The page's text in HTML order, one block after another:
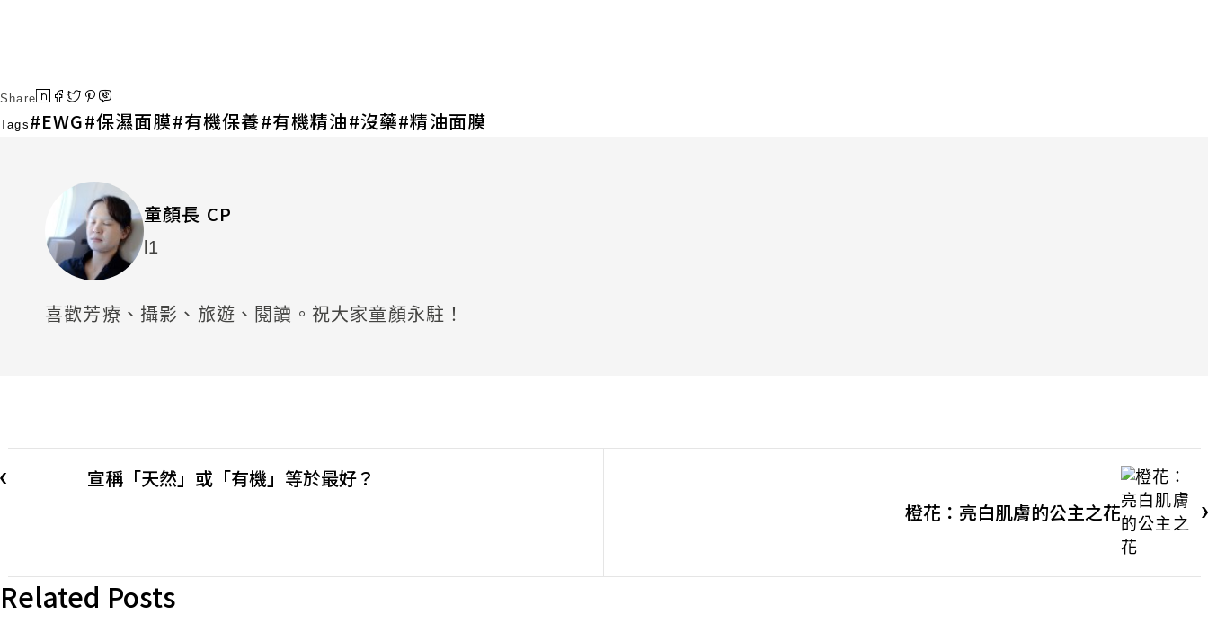
Share
Tags
EWG 保濕面膜 有機保養 有機精油 沒藥 精油面膜
童顏長 CP
l1
喜歡芳療、攝影、旅遊、閱讀。祝大家童顏永駐！
宣稱「天然」或「有機」等於最好？
橙花：亮白肌膚的公主之花
Related Posts